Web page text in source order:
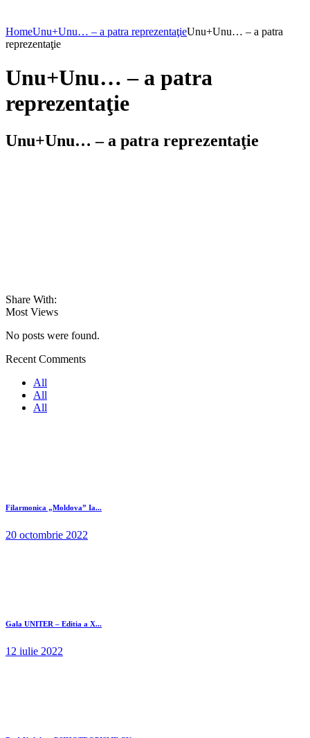
HomeUnu+Unu… – a patra reprezentaţieUnu+Unu… – a patra
reprezentaţie
Unu+Unu… – a patra
reprezentaţie
Unu+Unu… – a patra reprezentaţie
Share With:
Most Views
No posts were found.
Recent Comments
All
All
All
Filarmonica „Moldova” Ia...
20 octombrie 2022
Gala UNITER – Editia a X...
12 iulie 2022